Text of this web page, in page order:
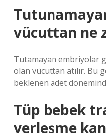
vücuttan ne
Tutamayan embriyolar
olan vücuttan atılır. Bu
beklenen adet
Tüp bebek
yerleşme